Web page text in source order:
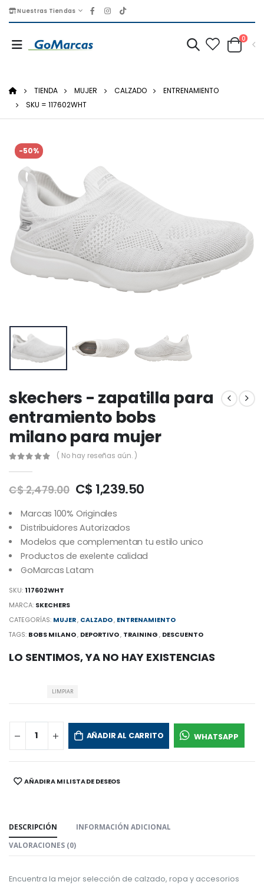
Nuestras Tiendas
0
TIENDA MUJER CALZADO
ENTRENAMIENTO
SKU = 117602WHT
-50%
skechers - zapatilla para
entramiento bobs
milano para mujer
( No hay reseñas aún. )
C$ 2,479.00 C$ 1,239.50
Marcas 100% Originales
Distribuidores Autorizados
Modelos que complementan tu estilo unico
Productos de exelente calidad
GoMarcas Latam
SKU: 117602WHT
MARCA: SKECHERS
CATEGORÍAS: MUJER, CALZADO, ENTRENAMIENTO
TAGS: BOBS MILANO, DEPORTIVO, TRAINING , DESCUENTO
LO SENTIMOS, YA NO HAY EXISTENCIAS
LIMPIAR
AÑADIR AL CARRITO WHATSAPP
SHARE:AÑADIR A MI LISTA DE DESEOS
DESCRIPCIÓN
INFORMACIÓN ADICIONAL
VALORACIONES (0)
Encuentra la mejor selección de calzado, ropa y accesorios